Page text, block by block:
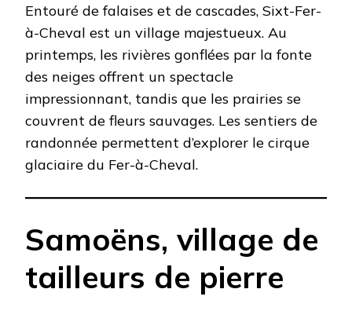
Entouré de falaises et de cascades, Sixt-Fer-
à-Cheval est un village majestueux. Au
printemps, les rivières gonflées par la fonte
des neiges offrent un spectacle
impressionnant, tandis que les prairies se
couvrent de fleurs sauvages. Les sentiers de
randonnée permettent d’explorer le cirque
glaciaire du Fer-à-Cheval.​
Samoëns, village de
tailleurs de pierre